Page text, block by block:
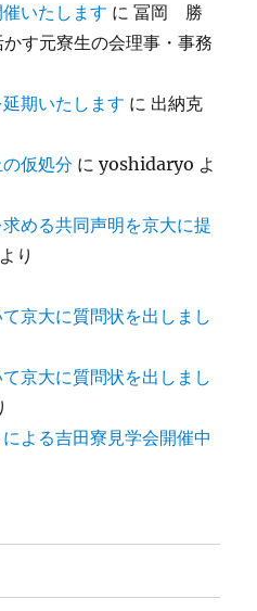
いたします に冨岡 勝
かす元寮生の会理事・事務
期いたします に 出納克
仮処分 にyoshidaryo よ
める共同声明を京大に提
より
京大に質問状を出しまし
京大に質問状を出しまし
よる吉田寮見学会開催中